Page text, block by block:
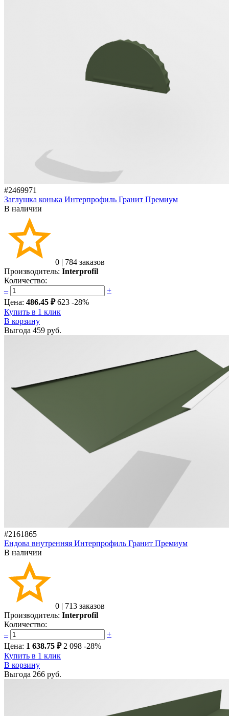
#2469971
Заглушка конька Интерпрофиль Гранит Премиум
В наличии
0 | 784 заказов
Производитель: Interprofil
Количество:
–
+
Цена: 486.45 ₽ 623 -28%
Купить в 1 клик
В корзину
Выгода 459 руб.
#2161865
Ендова внутренняя Интерпрофиль Гранит Премиум
В наличии
0 | 713 заказов
Производитель: Interprofil
Количество:
–
+
Цена: 1 638.75 ₽ 2 098 -28%
Купить в 1 клик
В корзину
Выгода 266 руб.